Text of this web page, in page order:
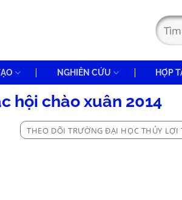
NGHIÊN CỨU HỢP
hội chào xuân 2014
THEO DÕI TRƯỜNG ĐẠI HỌC THỦY LỢI